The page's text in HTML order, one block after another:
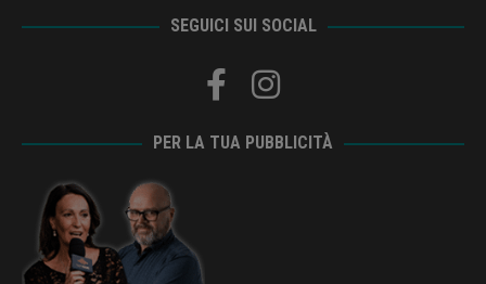
SEGUICI SUI SOCIAL
PER LA TUA PUBBLICITÀ